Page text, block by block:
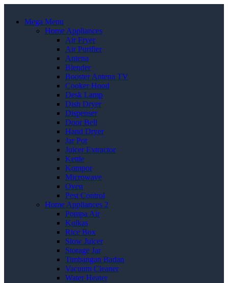
Mega Menu
Home Appliances
Air Fryer
Air Purifier
Antena
Blender
Booster Antena TV
Cooker Hood
Desk Lamp
Dish Dryer
Dispenser
Door Bell
Hand Dryer
Jar Pot
Juicer Extractor
Kettle
Kompor
Microwave
Oven
Pest Control
Home Appliances 2
Pompa Air
Kulkas
Rice Box
Slow Juicer
Storage Jar
Timbangan Badan
Vacuum Cleaner
Water Heater